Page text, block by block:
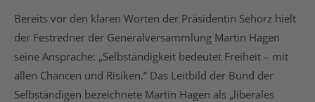
Bereits vor den klaren Worten der Präsidentin Sehorz hielt
der Festredner der Generalversammlung Martin Hagen
seine Ansprache: „Selbständigkeit bedeutet Freiheit – mit
allen Chancen und Risiken.“ Das Leitbild der Bund der
Selbständigen bezeichnete Martin Hagen als „liberales